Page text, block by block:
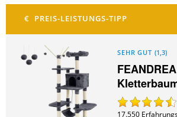
SEHR GUT (1,3)
17.550